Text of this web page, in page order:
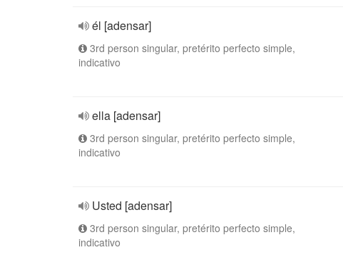
él [adensar]
3rd person singular, pretérito perfecto simple,
indicativo
ella [adensar]
3rd person singular, pretérito perfecto simple,
indicativo
Usted [adensar]
3rd person singular, pretérito perfecto simple,
indicativo